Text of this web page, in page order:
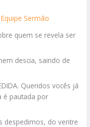
Equipe Sermão
quem se revela ser
descia, saindo de
Queridos vocês já
é pautada por
despedimos, do ventre